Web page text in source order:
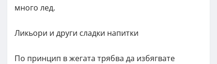
много лед.
Ликьори и други сладки напитки
По принцип в жегата трябва да избягвате